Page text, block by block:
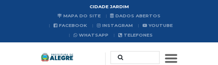
CIDADE JARDIM
MAPA DO SITE
DADOS ABERTOS
FACEBOOK
INSTAGRAM
YOUTUBE
WHATSAPP
TELEFONES